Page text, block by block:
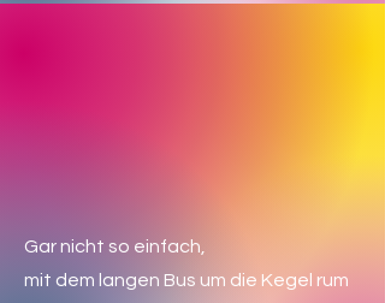
Gar nicht so einfach,
mit dem langen Bus um die Kegel rum